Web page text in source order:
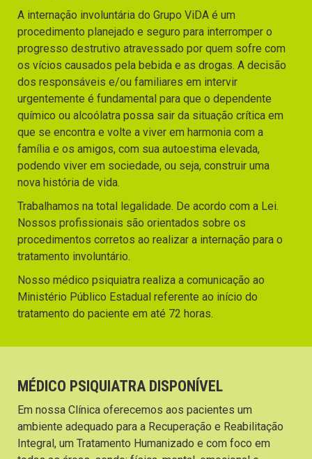
A internação involuntária do Grupo ViDA é um
procedimento planejado e seguro para interromper o
progresso destrutivo atravessado por quem sofre com
os vícios causados pela bebida e as drogas. A decisão
dos responsáveis e/ou familiares em intervir
urgentemente é fundamental para que o dependente
químico ou alcoólatra possa sair da situação crítica em
que se encontra e volte a viver em harmonia com a
família e os amigos, com sua autoestima elevada,
podendo viver em sociedade, ou seja, construir uma
nova história de vida.
Trabalhamos na total legalidade. De acordo com a Lei.
Nossos profissionais são orientados sobre os
procedimentos corretos ao realizar a internação para o
tratamento involuntário.
Nosso médico psiquiatra realiza a comunicação ao
Ministério Público Estadual referente ao início do
tratamento do paciente em até 72 horas.
MÉDICO PSIQUIATRA DISPONÍVEL
Em nossa Clínica oferecemos aos pacientes um
ambiente adequado para a Recuperação e Reabilitação
Integral, um Tratamento Humanizado e com foco em